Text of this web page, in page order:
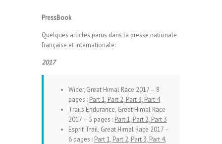
PressBook
Quelques articles parus dans la presse nationale
française et internationale:
2017
Wider, Great Himal Race 2017 – 8
pages : Part 1, Part 2, Part 3, Part 4
Trails Endurance, Great Himal Race
2017 – 5 pages : Part 1, Part 2, Part 3
Esprit Trail, Great Himal Race 2017 –
6 pages : Part 1, Part 2, Part 3, Part 4,